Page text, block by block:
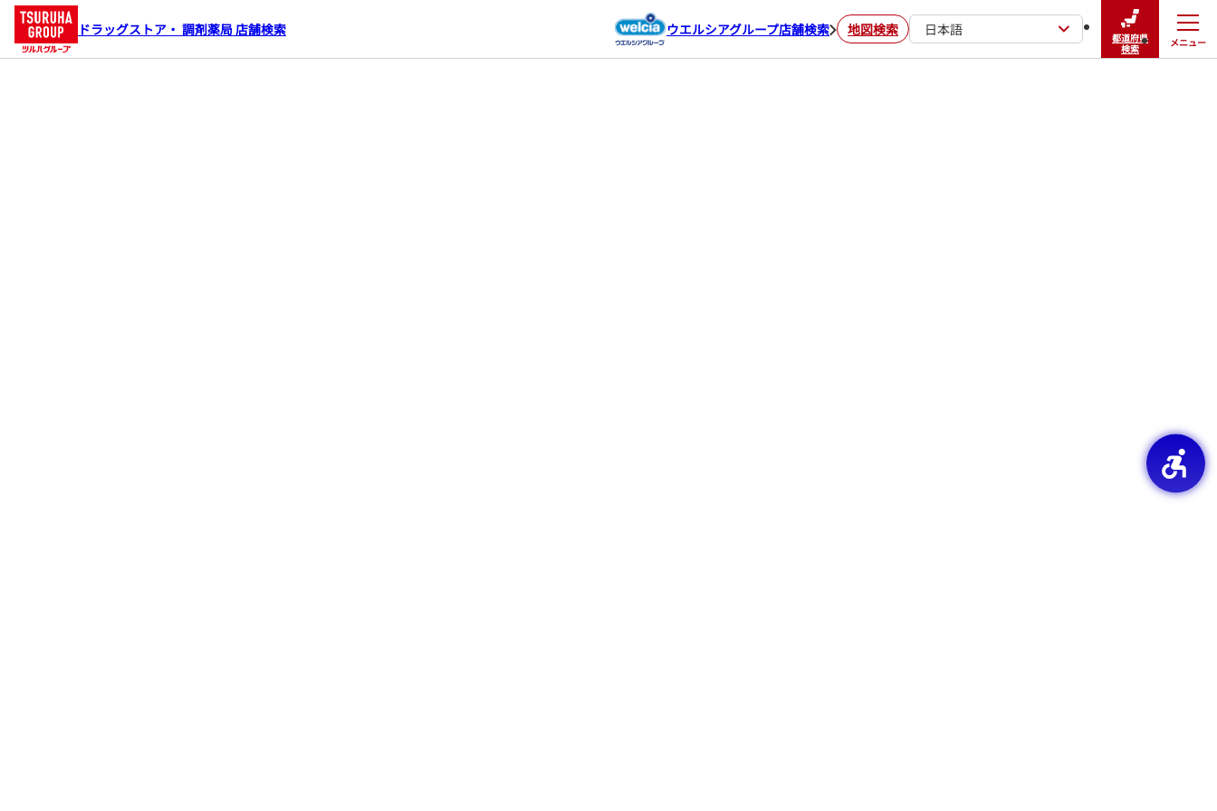
ドラッグストア・ 調剤薬局 店舗検索 ウエルシアグループ店舗検索 地図検索 日本語
都道府県
検索
メニュー
閉じる